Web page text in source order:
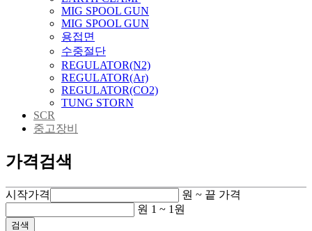
MIG SPOOL GUN
MIG SPOOL GUN
용접면
수중절단
REGULATOR(N2)
REGULATOR(Ar)
REGULATOR(CO2)
TUNG STORN
SCR
중고장비
가격검색
시작가격 원 ~ 끝 가격
원 1 ~ 1 원
검색